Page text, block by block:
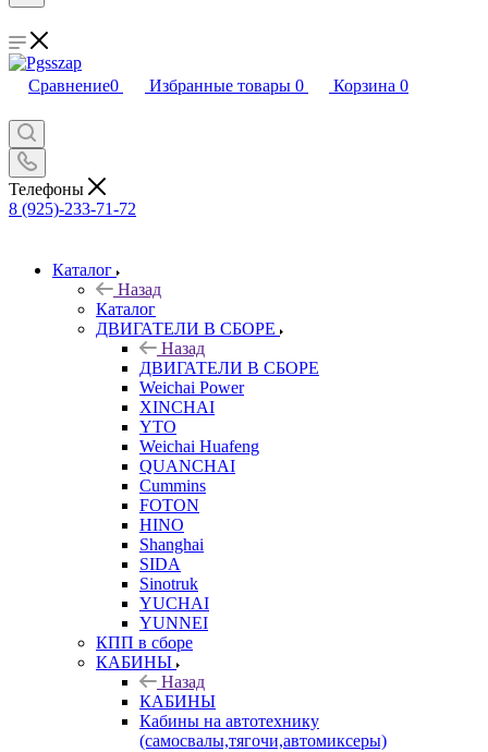
Сравнение0 Избранные товары 0 Корзина 0
Телефоны
8 (925)-233-71-72
Каталог
Назад
Каталог
ДВИГАТЕЛИ В СБОРЕ
Назад
ДВИГАТЕЛИ В СБОРЕ
Weichai Power
XINCHAI
YTO
Weichai Huafeng
QUANCHAI
Cummins
FOTON
HINO
Shanghai
SIDA
Sinotruk
YUCHAI
YUNNEI
КПП в сборе
КАБИНЫ
Назад
КАБИНЫ
Кабины на автотехнику
(самосвалы,тягочи,автомиксеры)